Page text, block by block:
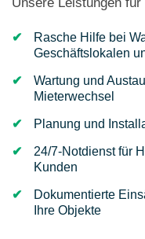
Rasche Hilfe bei
Geschäftslokalen
Wartung und
Mieterwechsel
Planung und
24/7-Notdienst für
Kunden
Dokumentierte
Ihre Objekte